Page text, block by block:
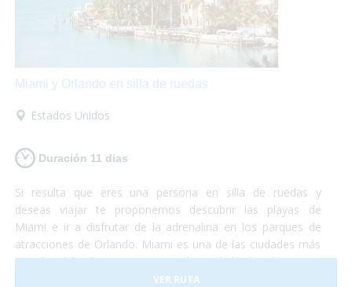
Miami y Orlando en silla de ruedas
Estados Unidos
Duración 11 dias
Si resulta que eres una persona en silla de ruedas y
deseas viajar te proponemos descubrir las playas de
Miami e ir a disfrutar de la adrenalina en los parques de
atracciones de Orlando. Miami es una de las ciudades más
grandes del país y con una gran diversidad cultural. Se trata
de un lugar de gran influencia caribeña y hermosas
VER RUTA